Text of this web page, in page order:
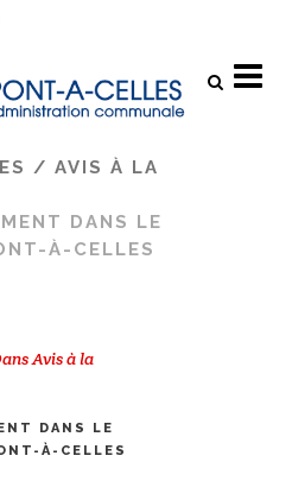
/ AVIS À LA
DANS LE
À-CELLES
Avis à la
DANS LE
À-CELLES